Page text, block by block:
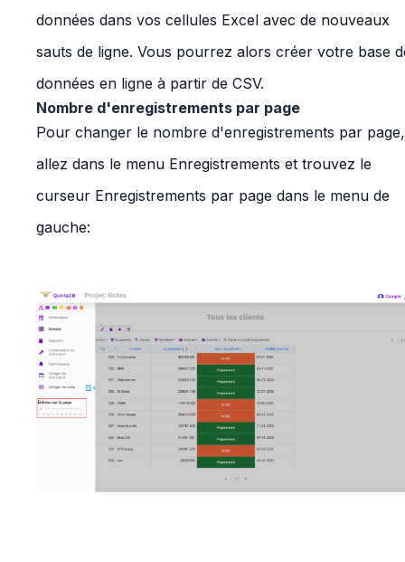
données dans vos cellules Excel avec de nouveaux
sauts de ligne. Vous pourrez alors créer votre base
données en ligne à partir de CSV.
Nombre d'enregistrements par page
Pour changer le nombre d'enregistrements par page,
allez dans le menu Enregistrements et trouvez le
curseur Enregistrements par page dans le menu de
gauche: